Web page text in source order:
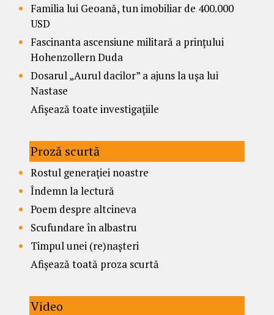
Familia lui Geoană, tun imobiliar de 400.000
USD
Fascinanta ascensiune militară a prințului
Hohenzollern Duda
Dosarul „Aurul dacilor” a ajuns la ușa lui
Nastase
Afișează toate investigațiile
Proză scurtă
Rostul generației noastre
Îndemn la lectură
Poem despre altcineva
Scufundare în albastru
Timpul unei (re)nașteri
Afișează toată proza scurtă
Video